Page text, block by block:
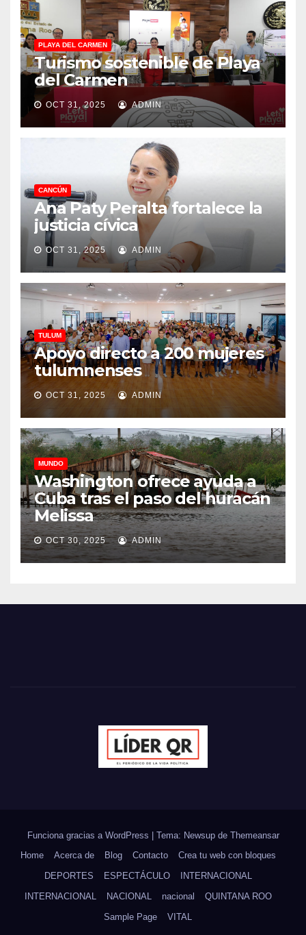
PLAYA DEL CARMEN
Turismo sostenible de Playa
del Carmen
OCT 31, 2025 ADMIN
CANCÚN
Ana Paty Peralta fortalece la
justicia cívica
OCT 31, 2025 ADMIN
TULUM
Apoyo directo a 200 mujeres
tulumnenses
OCT 31, 2025 ADMIN
MUNDO
Washington ofrece ayuda a
Cuba tras el paso del huracán
Melissa
OCT 30, 2025 ADMIN
Funciona gracias a WordPress Tema: Newsup de Themeansar
Home
Acerca de Blog Contacto
Crea tu web con bloques
DEPORTES
ESPECTÁCULO
INTERNACIONAL
INTERNACIONAL
NACIONAL nacional
QUINTANA ROO
Sample Page
VITAL